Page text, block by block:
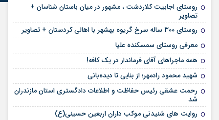
روستای اجابیت کلاردشت ، مشهور در میان باستان شناسان +
تصاویر
روستای 300 ساله سرخ ‌گریوه بهشهر با اهالی کردستان + تصاویر
معرفی روستای سمسکنده علیا
همه ماجراهای آقای فرماندار در یک کافه!
شهید محمود رادمهر؛ از بنایی تا دیده‌بانی
رحمت عشقی رئیس حفاظت و اطلاعات دادگستری استان مازندران
شد
روایت های شنیدنی موکب داران اربعین حسینی(ع)